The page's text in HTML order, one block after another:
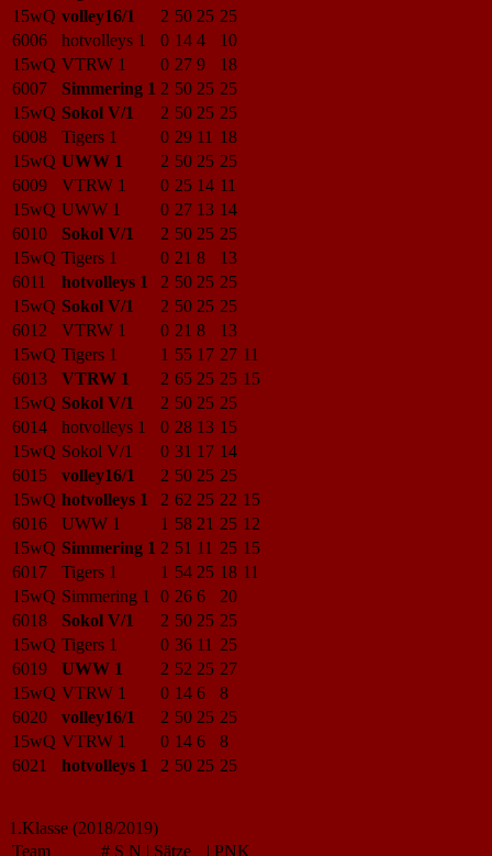
15wQ volley16/1 2 50 25 25
6006
hotvolleys 1 0 14 4
10
15wQ VTRW 1 0 27 9
18
6007
Simmering 1 2 50 25 25
15wQ Sokol V/1 2 50 25 25
6008
Tigers 1 0 29 11 18
15wQ UWW 1 2 50 25 25
6009
VTRW 1 0 25 14 11
15wQ UWW 1 0 27 13 14
6010
Sokol V/1 2 50 25 25
15wQ Tigers 1 0 21 8
13
6011
hotvolleys 1 2 50 25 25
15wQ Sokol V/1 2 50 25 25
6012
VTRW 1 0 21 8
13
15wQ Tigers 1 1 55 17 27 11
6013
VTRW 1 2 65 25 25 15
15wQ Sokol V/1 2 50 25 25
6014
hotvolleys 1 0 28 13 15
15wQ Sokol V/1 0 31 17 14
6015
volley16/1 2 50 25 25
15wQ hotvolleys 1 2 62 25 22 15
6016
UWW 1 1 58 21 25 12
15wQ Simmering 1 2 51 11 25 15
6017
Tigers 1 1 54 25 18 11
15wQ Simmering 1 0 26 6
20
6018
Sokol V/1 2 50 25 25
15wQ Tigers 1 0 36 11 25
6019
UWW 1 2 52 25 27
15wQ VTRW 1 0 14 6
8
6020
volley16/1 2 50 25 25
15wQ VTRW 1 0 14 6
8
6021
hotvolleys 1 2 50 25 25
1.Klasse (2018/2019)
Team
# S N | Sätze | PNK